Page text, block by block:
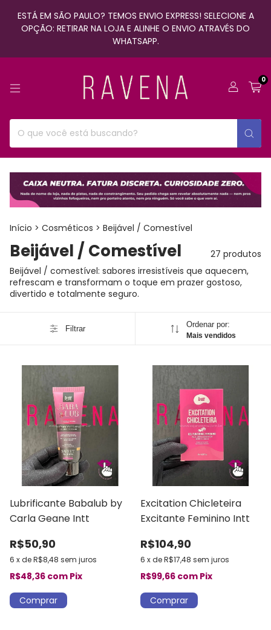
ESTÁ EM SÃO PAULO? TEMOS ENVIO EXPRESS! SELECIONE A
OPÇÃO: RETIRAR NA LOJA E ALINHE O ENVIO ATRAVÉS DO
WHATSAPP.
0
Início > Cosméticos > Beijável / Comestível
Beijável / Comestível
27 produtos
Beijável / comestível: sabores irresistíveis que aquecem,
refrescam e transformam o toque em prazer gostoso,
divertido e totalmente seguro.
Filtrar Ordenar por:
Mais vendidos
Lubrificante Babalub by
Carla Geane Intt
R$50,90
6 xdeR$8,48 sem juros
R$48,36 com Pix
Excitation Chicleteira
Excitante Feminino Intt
R$104,90
6 xdeR$17,48 sem juros
R$99,66 com Pix